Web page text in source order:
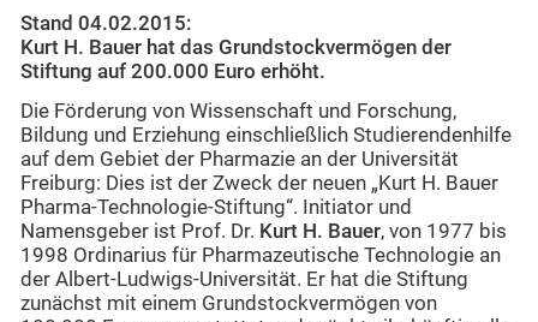
Stand 04.02.2015:
Kurt H. Bauer hat das Grundstockvermögen der
Stiftung auf 200.000 Euro erhöht.
Die Förderung von Wissenschaft und Forschung,
Bildung und Erziehung einschließlich Studierendenhilfe
auf dem Gebiet der Pharmazie an der Universität
Freiburg: Dies ist der Zweck der neuen „Kurt H. Bauer
Pharma-Technologie-Stiftung“. Initiator und
Namensgeber ist Prof. Dr. Kurt H. Bauer, von 1977 bis
1998 Ordinarius für Pharmazeutische Technologie an
der Albert-Ludwigs-Universität. Er hat die Stiftung
zunächst mit einem Grundstockvermögen von